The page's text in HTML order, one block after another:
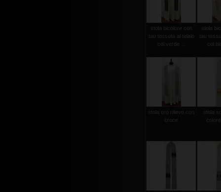
stola bicolore con
tau tessuta al telaio
col.verde ...
stola
tau
stola oro rilievo con
croce
stola